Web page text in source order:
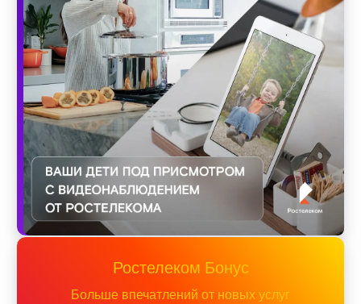
Ростелеком Бонус
Больше впечатлений от новых услуг